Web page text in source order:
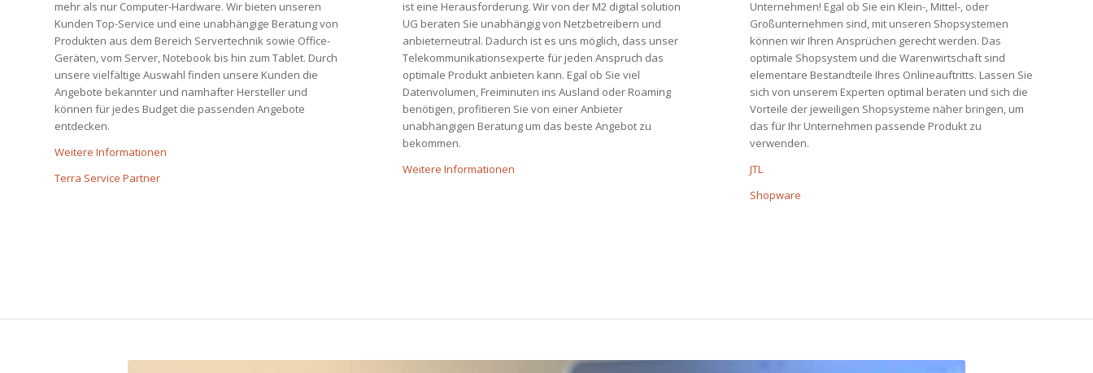
mehr als nur Computer-Hardware. Wir bieten unseren
Kunden Top-Service und eine unabhängige Beratung von
Produkten aus dem Bereich Servertechnik sowie Office-
Geräten, vom Server, Notebook bis hin zum Tablet. Durch
unsere vielfältige Auswahl finden unsere Kunden die
Angebote bekannter und namhafter Hersteller und
können für jedes Budget die passenden Angebote
entdecken.
Weitere Informationen
Terra Service Partner
ist eine Herausforderung. Wir von der M2 digital solution
UG beraten Sie unabhängig von Netzbetreibern und
anbieterneutral. Dadurch ist es uns möglich, dass unser
Telekommunikationsexperte für jeden Anspruch das
optimale Produkt anbieten kann. Egal ob Sie viel
Datenvolumen, Freiminuten ins Ausland oder Roaming
benötigen, profitieren Sie von einer Anbieter
unabhängigen Beratung um das beste Angebot zu
bekommen.
Weitere Informationen
Unternehmen! Egal ob Sie ein Klein-, Mittel-, oder
Großunternehmen sind, mit unseren Shopsystemen
können wir Ihren Ansprüchen gerecht werden. Das
optimale Shopsystem und die Warenwirtschaft sind
elementare Bestandteile Ihres Onlineauftritts. Lassen Sie
sich von unserem Experten optimal beraten und sich die
Vorteile der jeweiligen Shopsysteme näher bringen, um
das für Ihr Unternehmen passende Produkt zu
verwenden.
JTL
Shopware